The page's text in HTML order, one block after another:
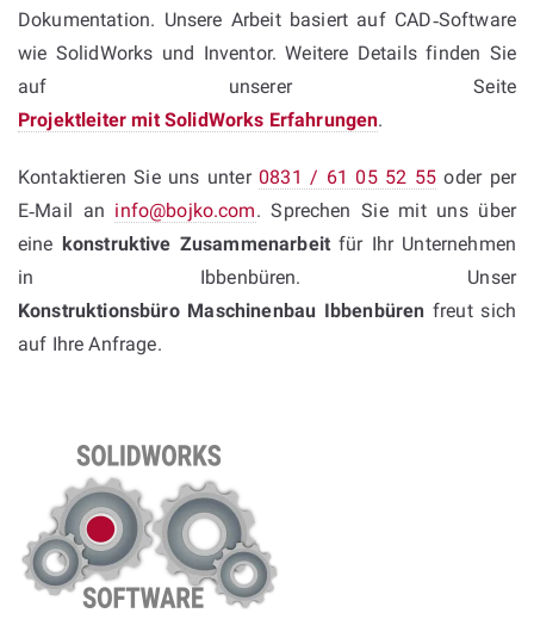
Dokumentation. Unsere Arbeit basiert auf CAD‑Software
wie SolidWorks und Inventor. Weitere Details finden Sie
auf unserer Seite
Projektleiter mit SolidWorks Erfahrungen.
Kontaktieren Sie uns unter0831 / 61 05 52 55 oder per
E‑Mail an info@bojko.com. Sprechen Sie mit uns über
eine konstruktive Zusammenarbeit für Ihr Unternehmen
in Ibbenbüren. Unser
Konstruktionsbüro Maschinenbau Ibbenbüren freut sich
auf Ihre Anfrage.